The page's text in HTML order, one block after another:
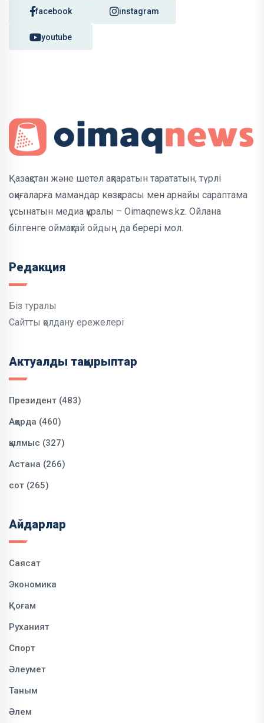
facebook instagram
youtube
Қазақстан және шетел ақпаратын тарататын, түрлі
оқиғаларға мамандар көзқарасы мен арнайы сараптама
ұсынатын медиа құралы – Oimaqnews.kz. Ойлана
білгенге оймақтай ойдың да берері мол.
Редакция
Біз туралы
Сайтты қолдану ережелері
Актуалды тақырыптар
Президент (483)
Ақорда (460)
қылмыс (327)
Астана (266)
сот (265)
Айдарлар
Саясат
Экономика
Қоғам
Руханият
Спорт
Әлеумет
Таным
Әлем